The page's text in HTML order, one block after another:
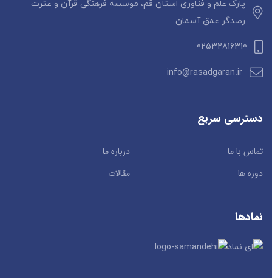
پارک علم و فناوری استان قم، موسسه فرهنگی قرآن و عترت
رصدگر عمق آسمان
02532816310
info@rasadgaran.ir
دسترسی سریع
تماس با ما
درباره ما
دوره ها
مقالات
نمادها